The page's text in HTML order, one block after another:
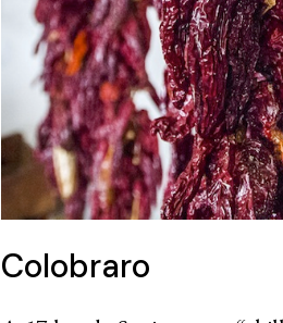
Colobraro